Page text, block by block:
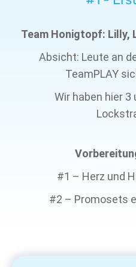
Team Honigtopf: Lilly,
Absicht: Leute an
TeamPLAY
Wir haben hier
#1 – Herz und
#2 – Promosets